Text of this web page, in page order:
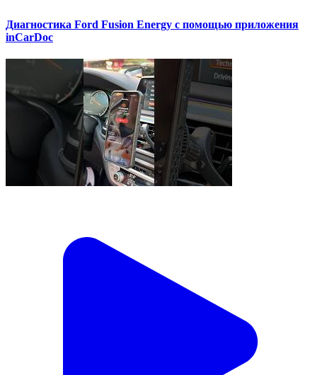
Диагностика Ford Fusion Energy с помощью приложения
inCarDoc